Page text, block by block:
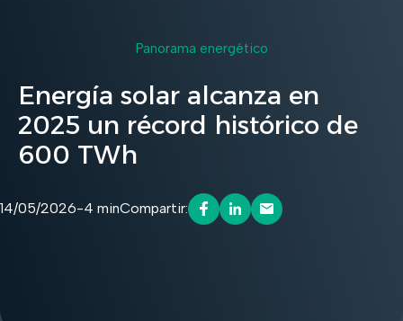
Panorama energético
Energía solar alcanza en
2025 un récord histórico de
600 TWh
14/05/2026-4 minCompartir: